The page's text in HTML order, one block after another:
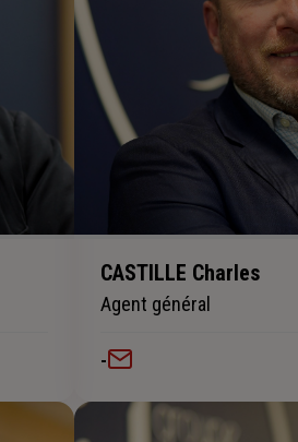
CASTILLE Charles
Agent général
-